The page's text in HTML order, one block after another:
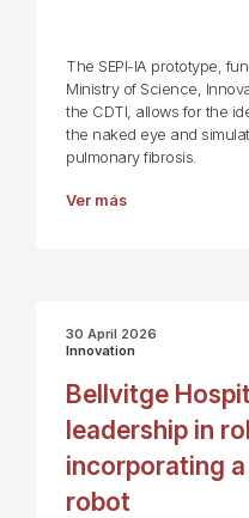
The SEPI-IA prototype,
Ministry of Science,
the CDTI, allows for the
the naked eye and
pulmonary fibrosis.
Ver más
30 April 2026
Innovation
Bellvitge
leadership in
incorporating
robot